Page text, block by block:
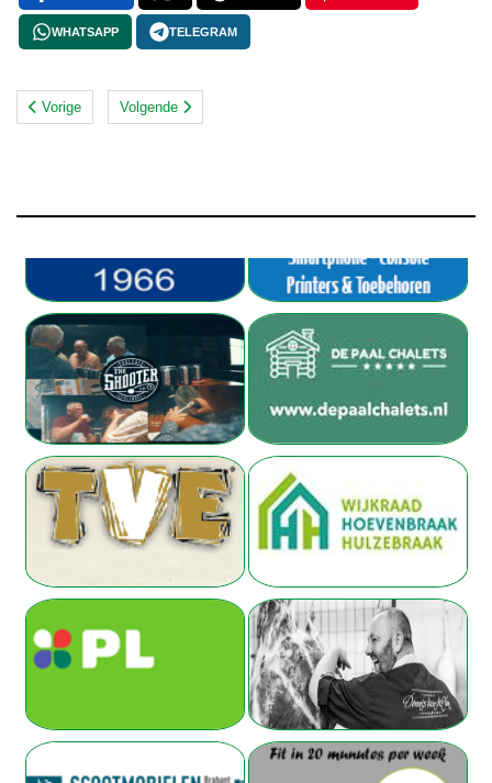
WHATSAPP TELEGRAM
Vorige Volgende